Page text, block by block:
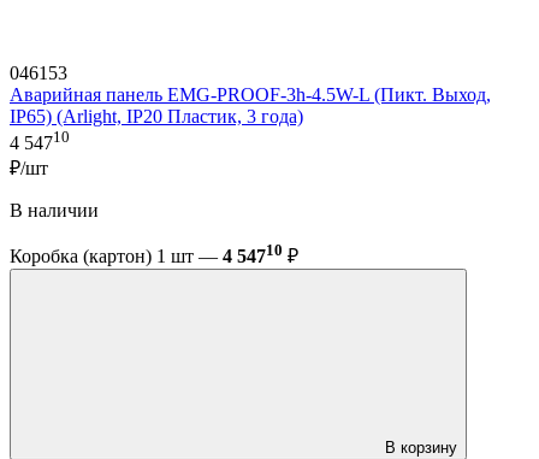
046153
Аварийная панель EMG-PROOF-3h-4.5W-L (Пикт. Выход,
IP65) (Arlight, IP20 Пластик, 3 года)
4 54710
₽/шт
В наличии
Коробка (картон) 1 шт — 4 54710 ₽
В корзину